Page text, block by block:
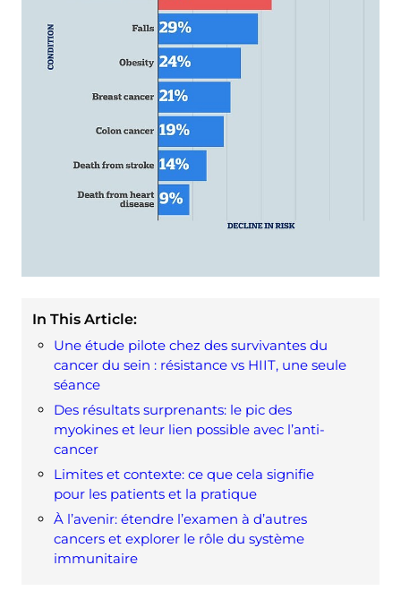
In This Article:
Une étude pilote chez des survivantes du
cancer du sein : résistance vs HIIT, une seule
séance
Des résultats surprenants: le pic des
myokines et leur lien possible avec l’anti-
cancer
Limites et contexte: ce que cela signifie
pour les patients et la pratique
À l’avenir: étendre l’examen à d’autres
cancers et explorer le rôle du système
immunitaire